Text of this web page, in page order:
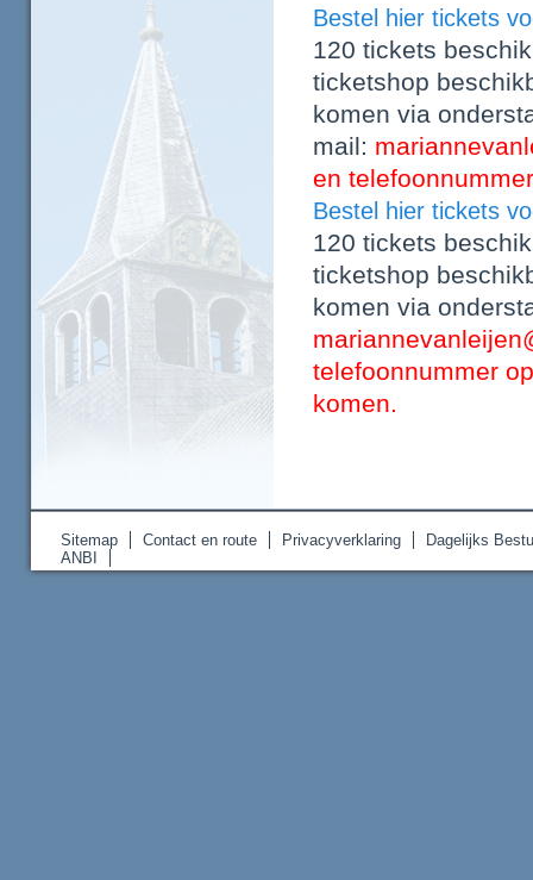
Bestel hier tickets
120 tickets
ticketshop
komen via
mail:
en
Bestel hier tickets
120 tickets
ticketshop
komen via
telefoonnummer
komen.
Sitemap Contact en route Privacyverklaring
Dagelijks
ANBI